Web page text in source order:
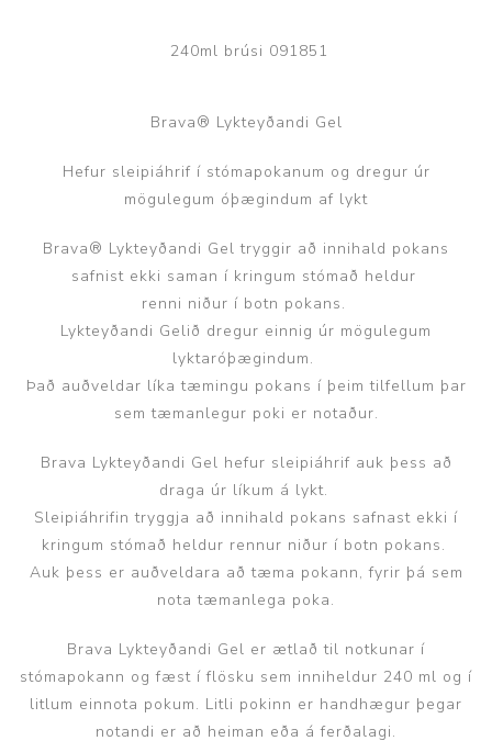
240ml brúsi 091851
Brava® Lykteyðandi Gel
Hefur sleipiáhrif í stómapokanum og dregur úr
mögulegum óþægindum af lykt
Brava® Lykteyðandi Gel tryggir að innihald pokans
safnist ekki saman í kringum stómað heldur
renni niður í botn pokans.
Lykteyðandi Gelið dregur einnig úr mögulegum
lyktaróþægindum.
Það auðveldar líka tæmingu pokans í þeim tilfellum þar
sem tæmanlegur poki er notaður.
Brava Lykteyðandi Gel hefur sleipiáhrif auk þess að
draga úr líkum á lykt.
Sleipiáhrifin tryggja að innihald pokans safnast ekki í
kringum stómað heldur rennur niður í botn pokans.
Auk þess er auðveldara að tæma pokann, fyrir þá sem
nota tæmanlega poka.
Brava Lykteyðandi Gel er ætlað til notkunar í
stómapokann og fæst í flösku sem inniheldur 240 ml og í
litlum einnota pokum. Litli pokinn er handhægur þegar
notandi er að heiman eða á ferðalagi.